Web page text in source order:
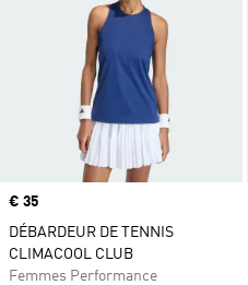
Prix
€ 35
DÉBARDEUR DE TENNIS
CLIMACOOL CLUB
Femmes Performance